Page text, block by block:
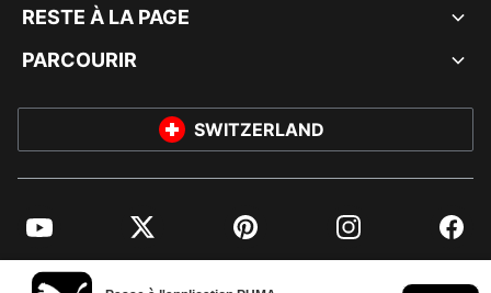
RESTE À LA PAGE
PARCOURIR
SWITZERLAND
YouTube Twitter Pinterest Instagram
© PUMA EUROPE GMBH, 2026. TOUS DROITS RÉSERVÉS